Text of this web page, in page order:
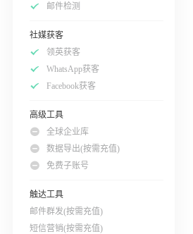
邮件检测
社媒获客
领英获客
WhatsApp获客
Facebook获客
高级工具
全球企业库
数据导出(按需充值)
免费子账号
触达工具
邮件群发(按需充值)
短信营销(按需充值)